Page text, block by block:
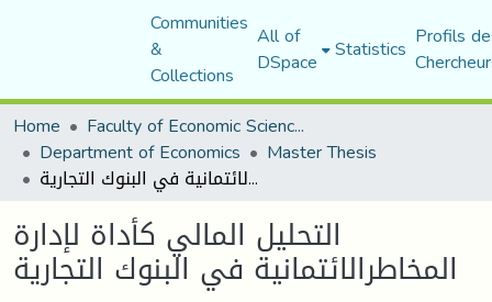
Communities
&
Collections
All of
DSpace Statistics Profils
Home
Faculty of Economic Sciences, Commerce and Management Sciences
Department of Economics Master Thesis
التحلیل المالي كأداة لإدارة المخاطرالائتمانیة في البنوك التجارية
التحلیل المالي كأداة لإدارة
المخاطرالائتمانیة في البنوك التجارية